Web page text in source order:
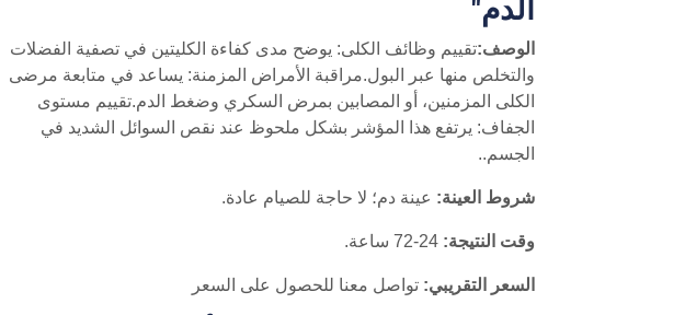
الدم"
الوصف:تقييم وظائف الكلى: يوضح مدى كفاءة الكليتين في تصفية الفضلات
والتخلص منها عبر البول.مراقبة الأمراض المزمنة: يساعد في متابعة مرضى
الكلى المزمنين، أو المصابين بمرض السكري وضغط الدم.تقييم مستوى
الجفاف: يرتفع هذا المؤشر بشكل ملحوظ عند نقص السوائل الشديد في
الجسم..
شروط العينة: عينة دم؛ لا حاجة للصيام عادة.
وقت النتيجة:
السعر التقريبي: تواصل معنا للحصول على السعر